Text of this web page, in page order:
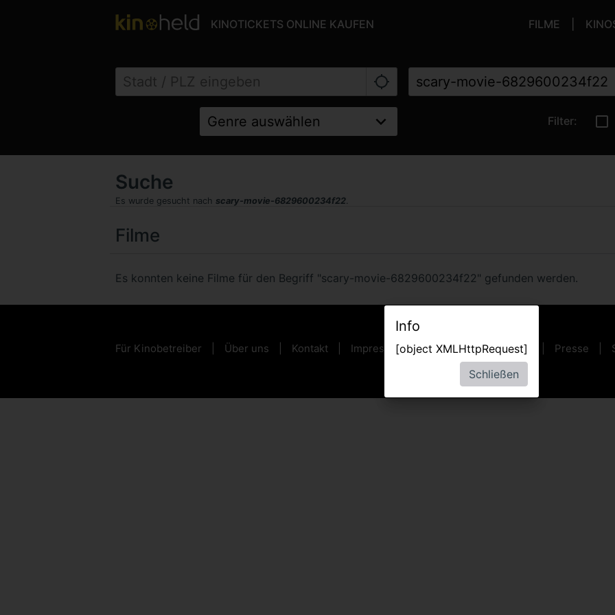
KINOTICKETS ONLINE KAUFEN FILME
Filter:
Suche
Es wurde gesucht nach scary-movie-6829600234f22.
Filme
Es konnten keine Filme für den Begriff "scary-movie-6829600234f22" gefunden werden.
Für Kinobetreiber Über uns Kontakt Impressum AGB Datenschutz Presse
Info
[object XMLHttpRequest]
Schließen